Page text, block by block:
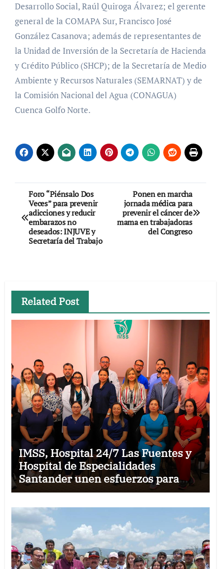
Desarrollo Social, Raúl Quiroga Álvarez; el gerente
general de la COMAPA Sur, Francisco José
González Casanova; además de representantes de
la Unidad de Inversión de la Secretaría de Hacienda
y Crédito Público (SHCP); de la Secretaría de Medio
Ambiente y Recursos Naturales (SEMARNAT) y de
la Comisión Nacional del Agua (CONAGUA)
Cuenca Golfo Norte.
Navegación
de
entradas
Foro “Piénsalo Dos
Veces” para prevenir
adicciones y reducir
embarazos no
deseados: INJUVE y
Secretaría del Trabajo
Ponen en marcha
jornada médica para
prevenir el cáncer de
mama en trabajadoras
del Congreso
Related Post
IMSS, Hospital 24/7 Las Fuentes y
Hospital de Especialidades
Santander unen esfuerzos para
fortalecer la permanencia de
médicos especialistas en Reynosa